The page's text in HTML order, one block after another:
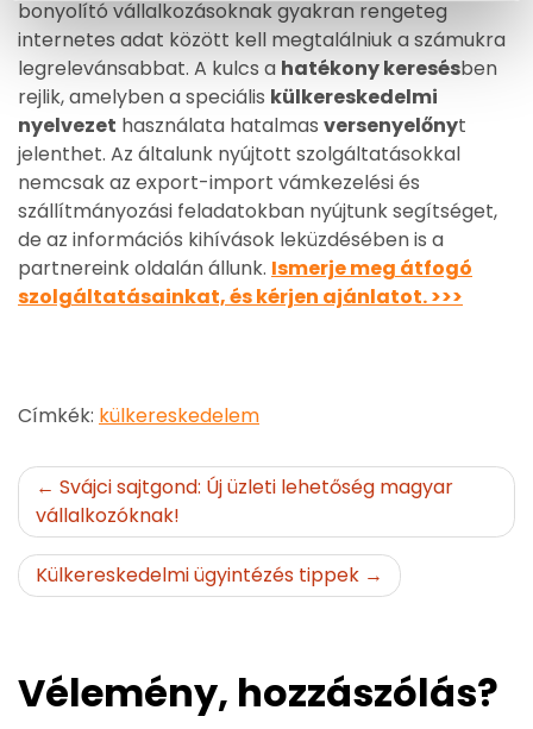
bonyolító vállalkozásoknak gyakran rengeteg
internetes adat között kell megtalálniuk a számukra
legrelevánsabbat. A kulcs a hatékony keresésben
rejlik, amelyben a speciális külkereskedelmi
nyelvezet használata hatalmas versenyelőnyt
jelenthet. Az általunk nyújtott szolgáltatásokkal
nemcsak az export-import vámkezelési és
szállítmányozási feladatokban nyújtunk segítséget,
de az információs kihívások leküzdésében is a
partnereink oldalán állunk. Ismerje meg átfogó
szolgáltatásainkat, és kérjen ajánlatot. >>>
Címkék: külkereskedelem
Bejegyzés
navigáció
Svájci sajtgond: Új üzleti lehetőség magyar
vállalkozóknak!
Külkereskedelmi ügyintézés tippek
Vélemény, hozzászólás?